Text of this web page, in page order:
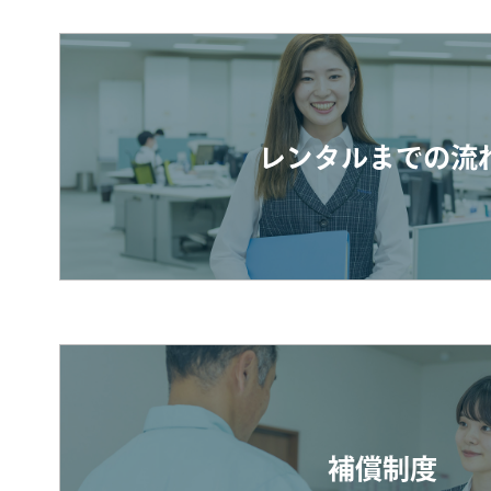
レンタルまでの流
補償制度